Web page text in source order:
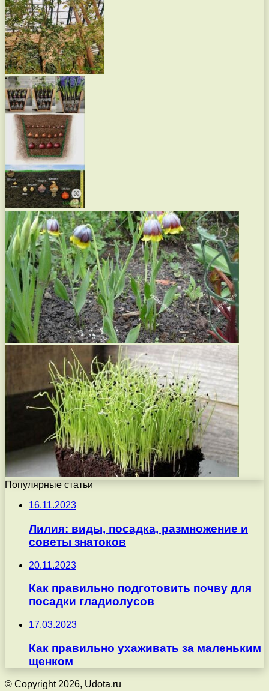
Популярные статьи
16.11.2023
Лилия: виды, посадка, размножение и
советы знатоков
20.11.2023
Как правильно подготовить почву для
посадки гладиолусов
17.03.2023
Как правильно ухаживать за маленьким
щенком
© Copyright 2026, Udota.ru